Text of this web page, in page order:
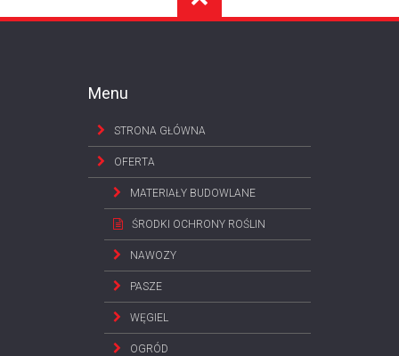
Menu
STRONA GŁÓWNA
OFERTA
MATERIAŁY BUDOWLANE
ŚRODKI OCHRONY ROŚLIN
NAWOZY
PASZE
WĘGIEL
OGRÓD